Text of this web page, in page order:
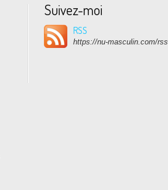
Suivez-moi
RSS
https://nu-masculin.com/rss